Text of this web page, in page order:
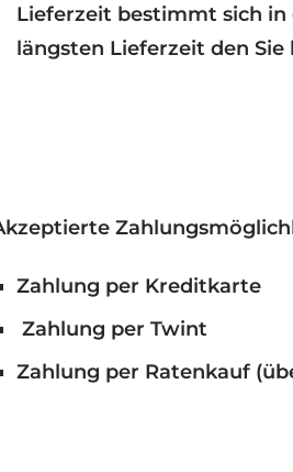
Lieferzeit bestimmt sich
längsten Lieferzeit den Sie
Zahlung per Kreditkarte
Zahlung per Twint
Zahlung per Ratenkauf